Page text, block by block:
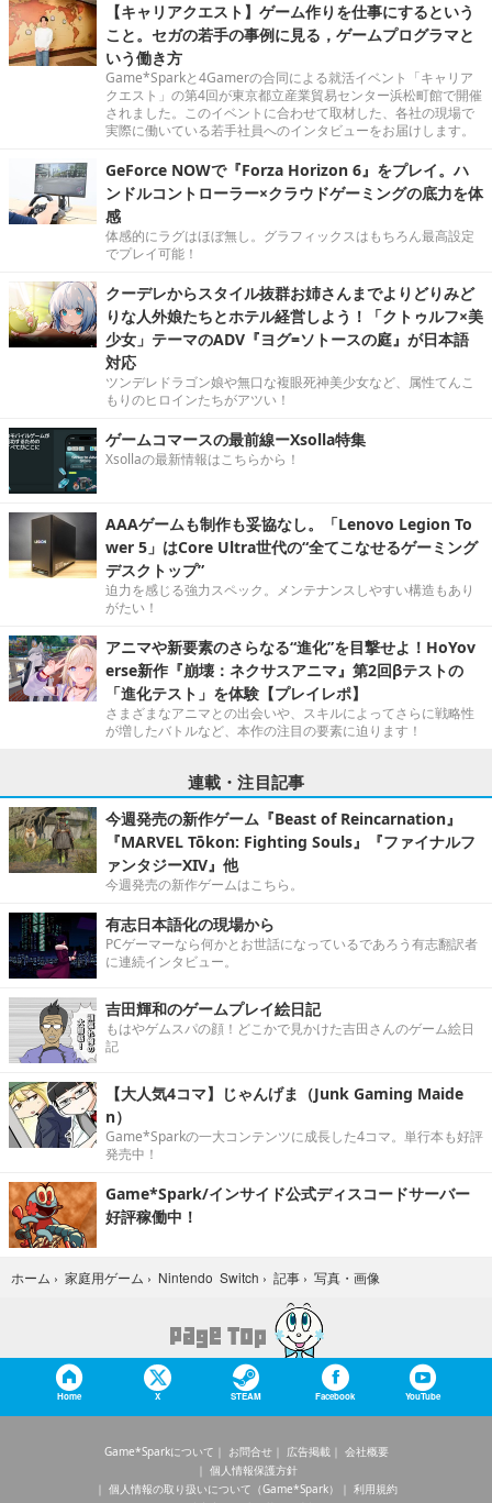
【キャリアクエスト】ゲーム作りを仕事にするという
こと。セガの若手の事例に見る，ゲームプログラマと
いう働き方
Game*Sparkと4Gamerの合同による就活イベント「キャリア
クエスト」の第4回が東京都立産業貿易センター浜松町館で開催
されました。このイベントに合わせて取材した、各社の現場で
実際に働いている若手社員へのインタビューをお届けします。
GeForce NOWで『Forza Horizon 6』をプレイ。ハ
ンドルコントローラー×クラウドゲーミングの底力を体
感
体感的にラグはほぼ無し。グラフィックスはもちろん最高設定
でプレイ可能！
クーデレからスタイル抜群お姉さんまでよりどりみど
りな人外娘たちとホテル経営しよう！「クトゥルフ×美
少女」テーマのADV『ヨグ=ソトースの庭』が日本語
対応
ツンデレドラゴン娘や無口な複眼死神美少女など、属性てんこ
もりのヒロインたちがアツい！
ゲームコマースの最前線ーXsolla特集
Xsollaの最新情報はこちらから！
AAAゲームも制作も妥協なし。「Lenovo Legion To
wer 5」はCore Ultra世代の“全てこなせるゲーミング
デスクトップ”
迫力を感じる強力スペック。メンテナンスしやすい構造もあり
がたい！
アニマや新要素のさらなる“進化”を目撃せよ！HoYov
erse新作『崩壊：ネクサスアニマ』第2回βテストの
「進化テスト」を体験【プレイレポ】
さまざまなアニマとの出会いや、スキルによってさらに戦略性
が増したバトルなど、本作の注目の要素に迫ります！
連載・注目記事
今週発売の新作ゲーム『Beast of Reincarnation』
『MARVEL Tōkon: Fighting Souls』『ファイナルフ
ァンタジーXIV』他
今週発売の新作ゲームはこちら。
有志日本語化の現場から
PCゲーマーなら何かとお世話になっているであろう有志翻訳者
に連続インタビュー。
吉田輝和のゲームプレイ絵日記
もはやゲムスパの顔！どこかで見かけた吉田さんのゲーム絵日
記
【大人気4コマ】じゃんげま（Junk Gaming Maide
n）
Game*Sparkの一大コンテンツに成長した4コマ。単行本も好評
発売中！
Game*Spark/インサイド公式ディスコードサーバー
好評稼働中！
ホーム › 家庭用ゲーム › Nintendo Switch › 記事 › 写真・画像
Home X STEAM Facebook YouTube
Game*Sparkについて お問合せ 広告掲載
会社概要
個人情報保護方針
個人情報の取り扱いについて（Game*Spark）
利用規約